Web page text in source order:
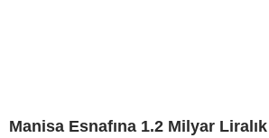
Manisa Esnafına 1.2 Milyar